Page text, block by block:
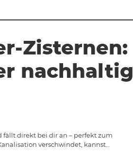
Zisternen:
nachhaltig
fällt direkt bei dir an – perfekt zum
verschwindet, kannst…